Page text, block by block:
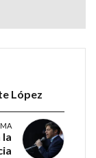
López
la